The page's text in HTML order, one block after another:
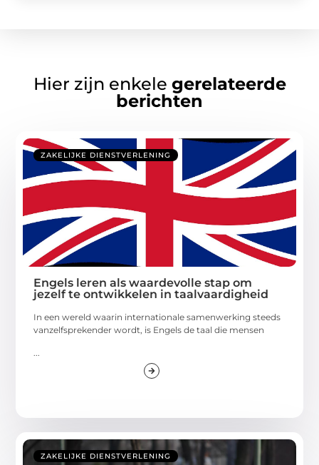
Hier zijn enkele gerelateerde
berichten
ZAKELIJKE DIENSTVERLENING
Engels leren als waardevolle stap om
jezelf te ontwikkelen in taalvaardigheid
In een wereld waarin internationale samenwerking steeds
vanzelfsprekender wordt, is Engels de taal die mensen
...
ZAKELIJKE DIENSTVERLENING